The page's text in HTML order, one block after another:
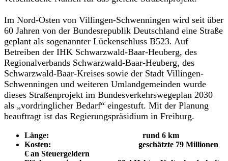
Im Nord-Osten von Villingen-Schwenningen wird seit über
60 Jahren von der Bundesrepublik Deutschland eine Straße
geplant als sogenannter Lückenschluss B523. Auf
Betreiben der IHK Schwarzwald-Baar-Heuberg, des
Regionalverbands Schwarzwald-Baar-Heuberg, des
Schwarzwald-Baar-Kreises sowie der Stadt Villingen-
Schwenningen und weiteren Umlandgemeinden wurde
dieses Straßenprojekt im Bundesverkehrswegeplan 2030
als „vordringlicher Bedarf“ eingestuft. Mit der Planung
beauftragt ist das Regierungspräsidium in Freiburg.
Länge: rund 6 km
Kosten: geschätzte 79 Millionen
€ an Steuergeldern